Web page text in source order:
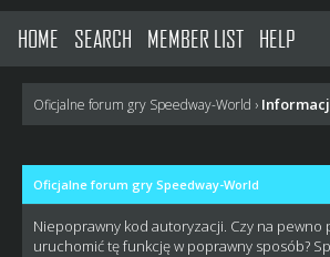
HOME SEARCH MEMBER LIST HELP
Oficjalne forum gry Speedway-World ›
Oficjalne forum gry Speedway-World
Niepoprawny kod autoryzacji. Czy na pewno
uruchomić tę funkcję w poprawny sposób?